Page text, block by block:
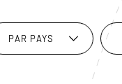
PAR PAYS